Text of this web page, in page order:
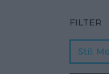
FILTER
Stil